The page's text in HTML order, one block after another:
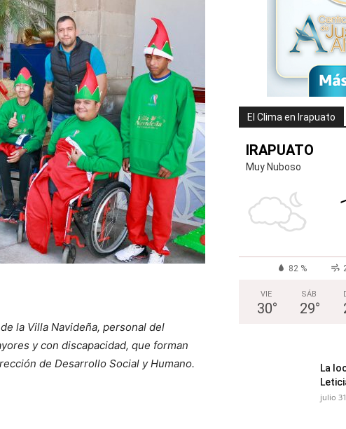
la Villa Navideña, personal del
y con discapacidad, que forman
de Desarrollo Social y Humano.
El Clima en Irapuato
IRAPUATO
Muy Nuboso
82 %
VIE
30°
SÁB
29°
La
julio